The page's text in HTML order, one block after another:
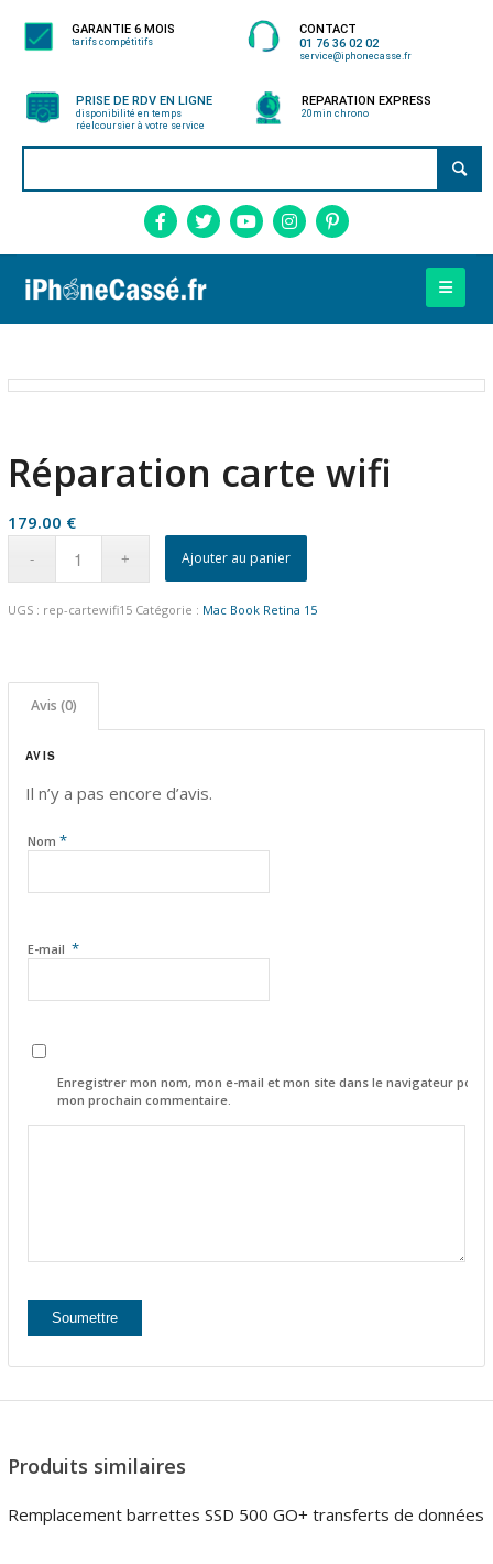
GARANTIE 6 MOIS
tarifs compétitifs
CONTACT
01 76 36 02 02
service@iphonecasse.fr
PRISE DE RDV EN LIGNE
disponibilité en temps
réelcoursier à votre service
REPARATION EXPRESS
20min chrono
Réparation carte wifi
179.00 €
Ajouter au panier
UGS : rep-cartewifi15 Catégorie : Mac Book Retina 15
Avis (0)
AVIS
Il n’y a pas encore d’avis.
Nom *
E-mail *
Enregistrer mon nom, mon e-mail et mon site dans le navigateur pour
mon prochain commentaire.
Produits similaires
Remplacement barrettes SSD 500 GO+ transferts de données